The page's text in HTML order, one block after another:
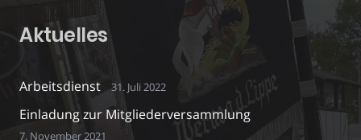
Aktuelles
Arbeitsdienst 31. Juli 2022
Einladung zur Mitgliederversammlung
7. November 2021